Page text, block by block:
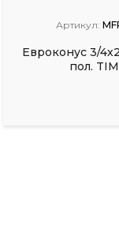
Артикул:
Евроконус 3/
пол.